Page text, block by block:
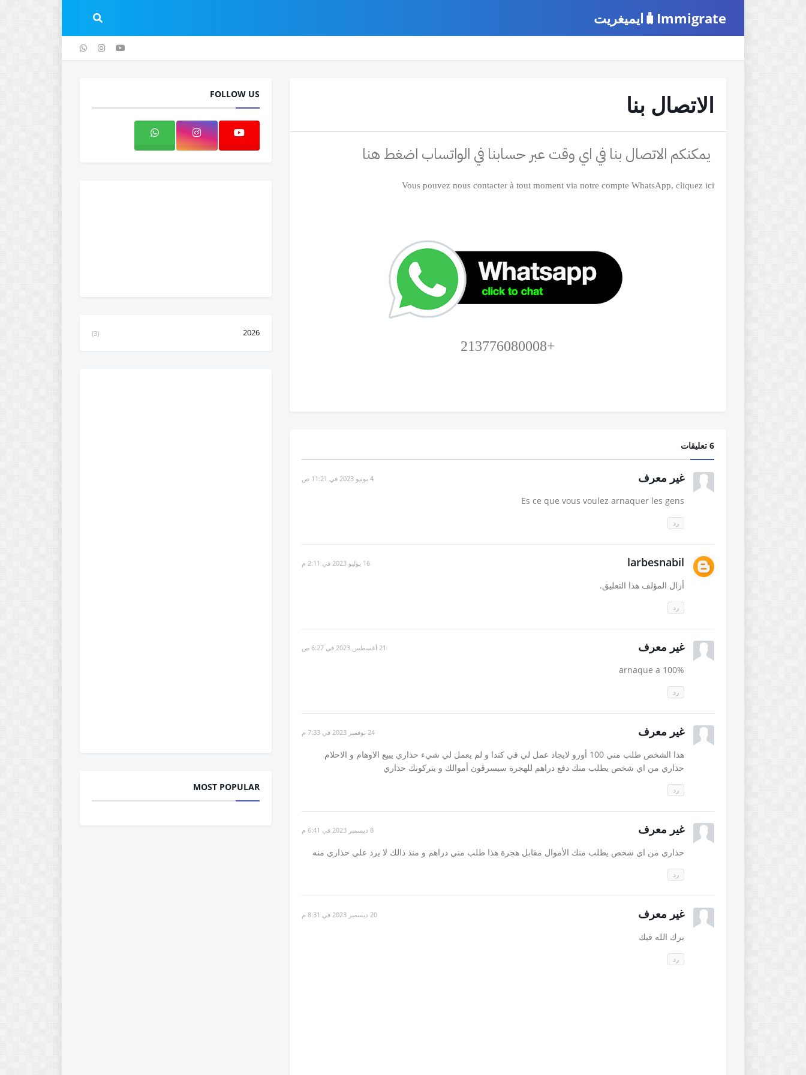
Immigrate🧳ايميغريت
الاتصال بنا
يمكنكم الاتصال بنا في اي وقت عبر حسابنا في الواتساب اضغط هنا
Vous pouvez nous contacter à tout moment via notre compte WhatsApp, cliquez ici
+213776080008
6 تعليقات
غير معرف 4 يونيو 2023 في 11:21 ص
Es ce que vous voulez arnaquer les gens
رد
larbesnabil 16 يوليو 2023 في 2:11 م
أزال المؤلف هذا التعليق.
رد
غير معرف 21 أغسطس 2023 في 6:27 ص
arnaque a 100%
رد
غير معرف 24 نوفمبر 2023 في 7:33 م
هذا الشخص طلب مني 100 أورو لايجاد عمل لي في كندا و لم يعمل لي شيء حذاري يبيع الاوهام و الاحلام
حذاري من اي شخص يطلب منك دفع دراهم للهجرة سيسرقون أموالك و يتركونك حذاري
رد
غير معرف 8 ديسمبر 2023 في 6:41 م
حذاري من اي شخص يطلب منك الأموال مقابل هجرة هذا طلب مني دراهم و منذ ذالك لا يرد علي حذاري منه
رد
غير معرف 20 ديسمبر 2023 في 8:31 م
برك الله فيك
رد
FOLLOW US
2026
(3)
MOST POPULAR